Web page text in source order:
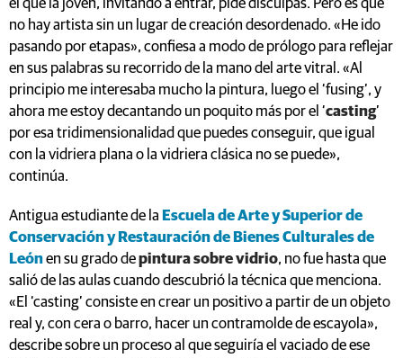
el que la joven, invitando a entrar, pide disculpas. Pero es que
no hay artista sin un lugar de creación desordenado. «He ido
pasando por etapas», confiesa a modo de prólogo para reflejar
en sus palabras su recorrido de la mano del arte vitral. «Al
principio me interesaba mucho la pintura, luego el ‘fusing’, y
ahora me estoy decantando un poquito más por el ‘casting’
por esa tridimensionalidad que puedes conseguir, que igual
con la vidriera plana o la vidriera clásica no se puede»,
continúa.
Antigua estudiante de la Escuela de Arte y Superior de
Conservación y Restauración de Bienes Culturales de
Leónen su grado depintura sobre vidrio, no fue hasta que
salió de las aulas cuando descubrió la técnica que menciona.
«El ‘casting’ consiste en crear un positivo a partir de un objeto
real y, con cera o barro, hacer un contramolde de escayola»,
describe sobre un proceso al que seguiría el vaciado de ese